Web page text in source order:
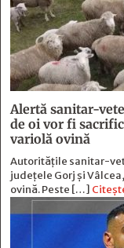
Alertă sanitar-
de oi vor fi
variolă ovină
Autoritățile sanitar-
județele Gorj și
ovină. Peste […]